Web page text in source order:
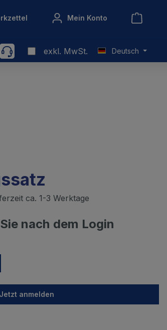
Mein Konto
exkl. MwSt. Deutsch
ca. 1-3 Werktage
nach dem Login
Jetzt anmelden